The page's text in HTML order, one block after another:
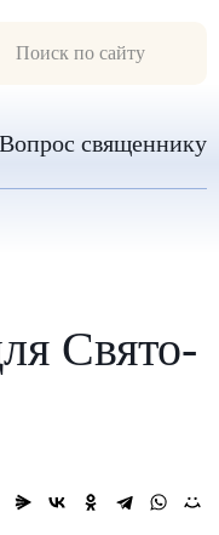
Вопрос священнику
Свято-